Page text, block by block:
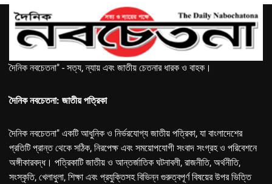
দৈনিক নবচেতনা" - সত্য, ন্যায় এবং জাতীয় চেতনার ধারক ও বাহক।
দৈনিক নবচেতনা: জাতীয় পত্রিকা
দৈনিক নবচেতনা" একটি আধুনিক ও নির্ভরযোগ্য জাতীয় পত্রিকা, যা বাংলাদেশের
প্রতিটি প্রান্ত থেকে সঠিক, নিরপেক্ষ এবং সময়োপযোগী সংবাদ সংগ্রহ ও পরিবেশনে
অঙ্গীকারবদ্ধ। পত্রিকাটি জাতীয় ও আন্তর্জাতিক ঘটনাবলী, রাজনীতি, অর্থনীতি,
সংস্কৃতি, খেলাধুলা, শিক্ষা এবং প্রযুক্তিসহ বিভিন্ন গুরুত্বপূর্ণ বিষয়ের উপর ভিত্তি